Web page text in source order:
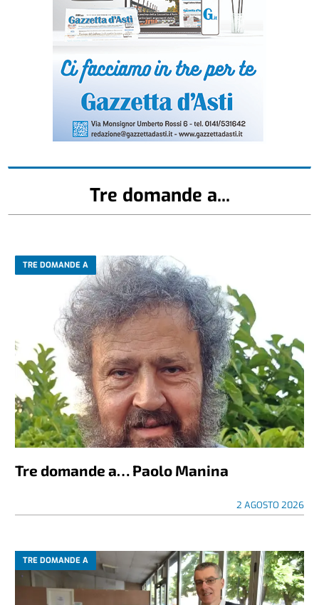
Tre domande a...
TRE DOMANDE A
Tre domande a… Paolo Manina
2 AGOSTO 2026
TRE DOMANDE A